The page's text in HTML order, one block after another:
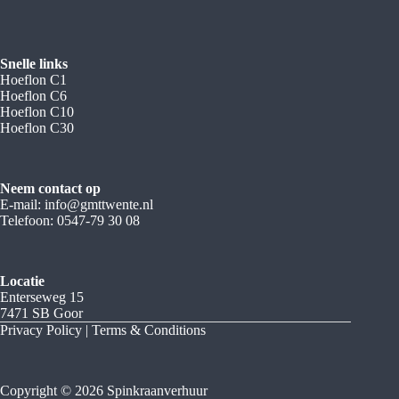
Snelle links
Hoeflon C1
Hoeflon C6
Hoeflon C10
Hoeflon C30
Neem contact op
E-mail: info@gmttwente.nl
Telefoon: 0547-79 30 08
Locatie
Enterseweg 15
7471 SB Goor
Privacy Policy | Terms & Conditions
Copyright © 2026 Spinkraanverhuur